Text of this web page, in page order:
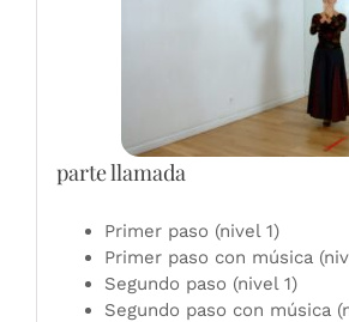
parte llamada
Primer paso (nivel 1)
Primer paso con música
Segundo paso (nivel 1)
Segundo paso con música